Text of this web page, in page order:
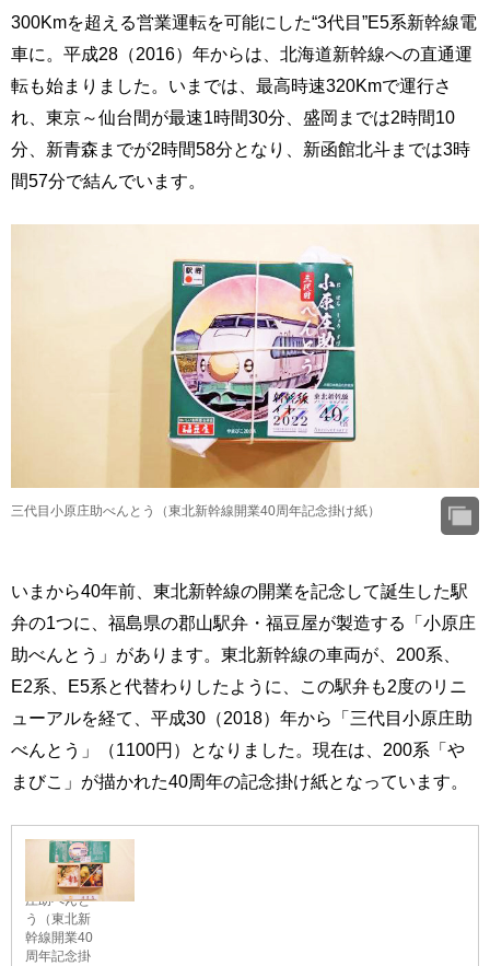
300Kmを超える営業運転を可能にした“3代目”E5系新幹線電
車に。平成28（2016）年からは、北海道新幹線への直通運
転も始まりました。いまでは、最高時速320Kmで運行さ
れ、東京～仙台間が最速1時間30分、盛岡までは2時間10
分、新青森までが2時間58分となり、新函館北斗までは3時
間57分で結んでいます。
三代目小原庄助べんとう（東北新幹線開業40周年記念掛け紙）
いまから40年前、東北新幹線の開業を記念して誕生した駅
弁の1つに、福島県の郡山駅弁・福豆屋が製造する「小原庄
助べんとう」があります。東北新幹線の車両が、200系、
E2系、E5系と代替わりしたように、この駅弁も2度のリニ
ューアルを経て、平成30（2018）年から「三代目小原庄助
べんとう」（1100円）となりました。現在は、200系「や
まびこ」が描かれた40周年の記念掛け紙となっています。
三代目小原
庄助べんと
う（東北新
幹線開業40
周年記念掛